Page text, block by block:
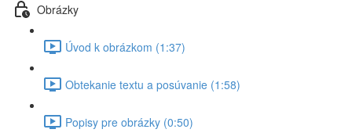
Obrázky
Úvod k obrázkom (1:37)
Obtekanie textu a posúvanie (1:58)
Popisy pre obrázky (0:50)